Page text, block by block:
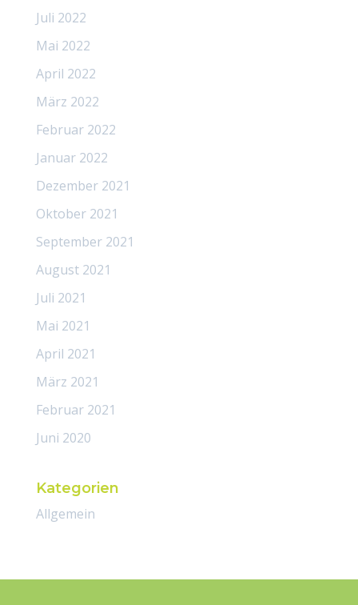
Juli 2022
Mai 2022
April 2022
März 2022
Februar 2022
Januar 2022
Dezember 2021
Oktober 2021
September 2021
August 2021
Juli 2021
Mai 2021
April 2021
März 2021
Februar 2021
Juni 2020
Kategorien
Allgemein